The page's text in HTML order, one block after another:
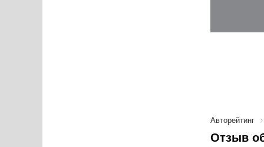
Авторейтинг
Отзыв